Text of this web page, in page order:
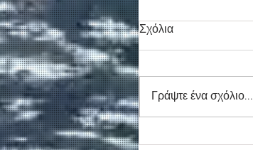
Σχόλια
Γράψτε ένα σχόλιο...